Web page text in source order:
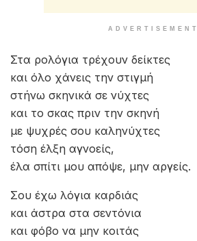
ADVERTISEMENT
Στα ρολόγια τρέχουν δείκτες
και όλο χάνεις την στιγμή
στήνω σκηνικά σε νύχτες
και το σκας πριν την σκηνή
με ψυχρές σου καληνύχτες
τόση έλξη αγνοείς,
έλα σπίτι μου απόψε, μην αργείς.
Σου έχω λόγια καρδιάς
και άστρα στα σεντόνια
και φόβο να μην κοιτάς